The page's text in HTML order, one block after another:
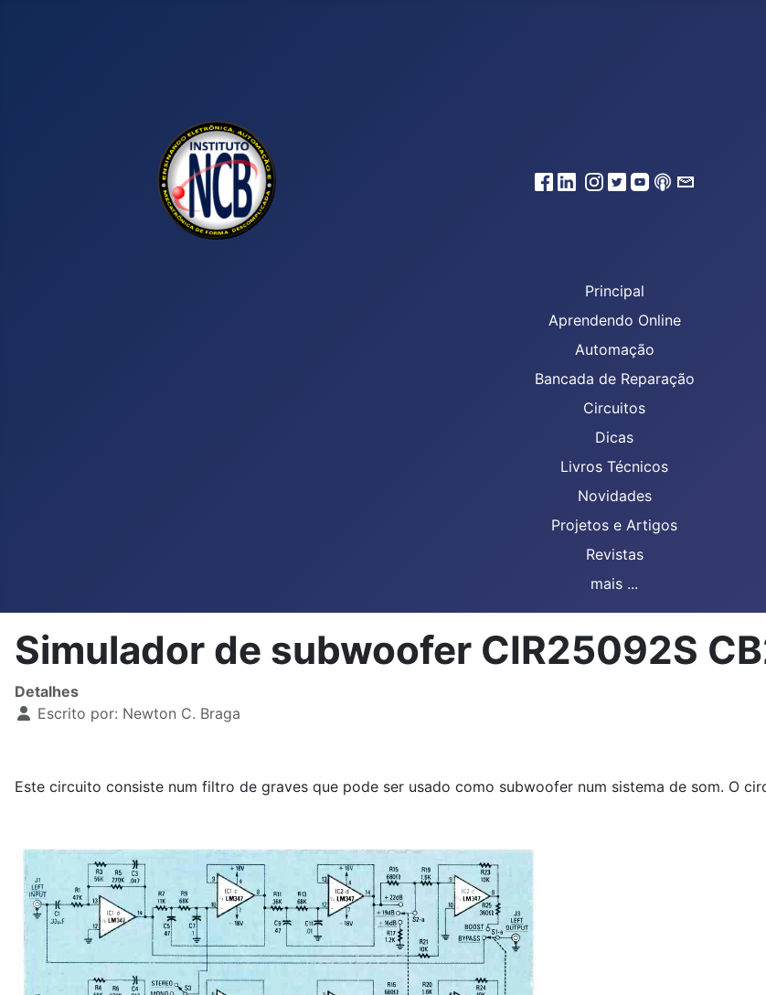
Principal
Aprendendo Online
Automação
Bancada de Reparação
Circuitos
Dicas
Livros Técnicos
Novidades
Projetos e Artigos
Revistas
mais ...
Simulador de subwoofer CIR25092S
Detalhes
Escrito por: Newton C. Braga
Este circuito consiste num filtro de graves que pode ser usado como subwoofer num sistema de som. O